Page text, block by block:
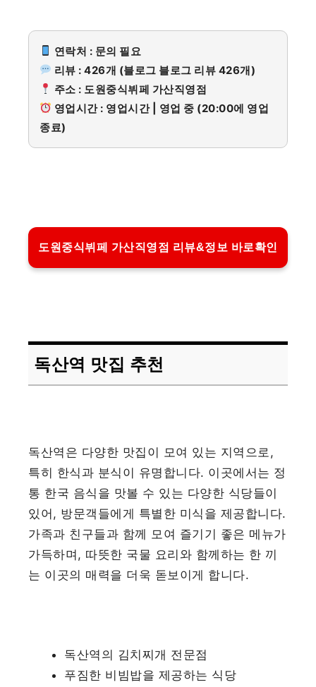
연락처 : 문의 필요
리뷰 : 426개 (블로그 블로그 리뷰 426개)
주소 : 도원중식뷔페 가산직영점
영업시간 : 영업시간 | 영업 중 (20:00에 영업
종료)
도원중식뷔페 가산직영점 리뷰&정보 바로확인
독산역 맛집 추천
독산역은 다양한 맛집이 모여 있는 지역으로,
특히 한식과 분식이 유명합니다. 이곳에서는 정
통 한국 음식을 맛볼 수 있는 다양한 식당들이
있어, 방문객들에게 특별한 미식을 제공합니다.
가족과 친구들과 함께 모여 즐기기 좋은 메뉴가
가득하며, 따뜻한 국물 요리와 함께하는 한 끼
는 이곳의 매력을 더욱 돋보이게 합니다.
독산역의 김치찌개 전문점
푸짐한 비빔밥을 제공하는 식당